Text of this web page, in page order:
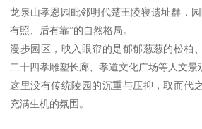
龙泉山孝恩园毗邻明代楚王陵寝遗址群，
有照、后有靠”的自然格局。
漫步园区，映入眼帘的是郁郁葱葱的松柏
二十四孝雕塑长廊、孝道文化广场等人文景
这里没有传统陵园的沉重与压抑，取而代
充满生机的氛围。